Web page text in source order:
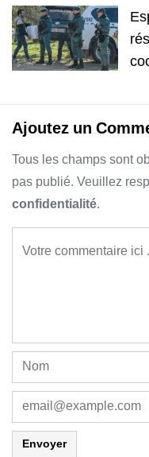
Ajoutez un
Tous les champs sont
pas publié. Veuillez
confidentialité.
Envoyer